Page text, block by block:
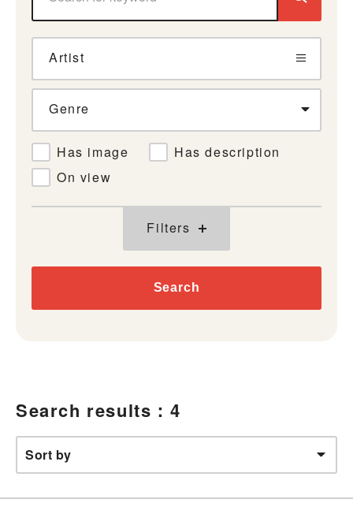
Artist
Genre
Has image
Has description
On view
Filters
Search
Search results：4
Sort by